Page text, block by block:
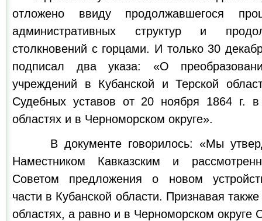
отложено ввиду продолжавшегося
административных структур и
столкновений с горцами. И только 30
подписал два указа: «О
учреждений в Кубанской и Терской
Судебных уставов от 20 ноября 1864 г. в
областях и в Черноморском округе».
В документе говорилось: «Мы
Наместником Кавказским и
Советом предложения о новом
части в Кубанской области. Признавая
областях, а равно и в Черноморском округе